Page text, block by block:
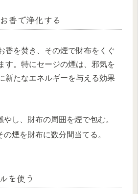
香で浄化する
香を焚き、その煙で財布をくぐ
す。特にセージの煙は、邪気を
新たなエネルギーを与える効果
やし、財布の周囲を煙で包む。
の煙を財布に数分間当てる。
を使う